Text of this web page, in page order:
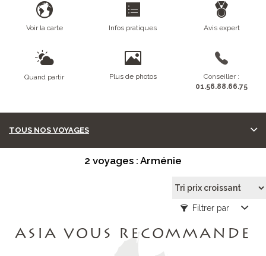
Voir la carte Infos pratiques Avis expert
Quand partir Plus de photos
Conseiller :
01.56.88.66.75
TOUS NOS VOYAGES
2 voyages : Arménie
Filtrer par
ASIA VOUS RECOMMANDE